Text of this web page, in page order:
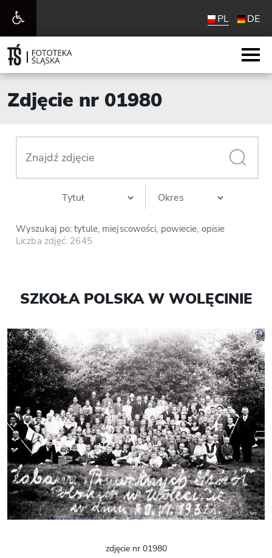
Otwórz
pasek
narzędzi
PL DE
Zdjęcie nr 01980
Wyszukaj po: tytule, miejscowości, powiecie, opisie
Liczba zdjęć: 2645
SZKOŁA POLSKA W WOLĘCINIE
zdjęcie nr 01980